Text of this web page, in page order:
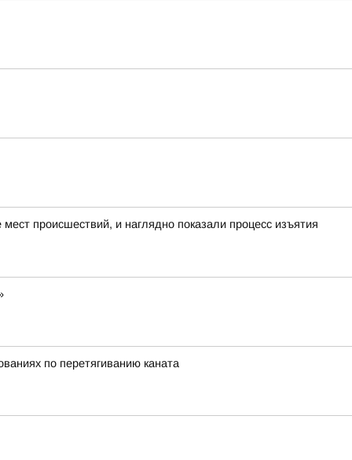
происшествий, и наглядно показали процесс изъятия
по перетягиванию каната